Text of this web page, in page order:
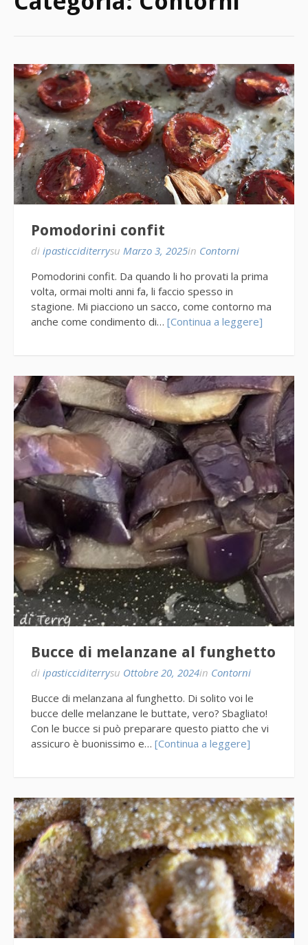
Pomodorini confit
di ipasticciditerrysu Marzo 3, 2025in Contorni
Pomodorini confit. Da quando li ho provati la prima
volta, ormai molti anni fa, li faccio spesso in
stagione. Mi piacciono un sacco, come contorno ma
anche come condimento di… [Continua a leggere]
Bucce di melanzane al funghetto
di ipasticciditerrysu Ottobre 20, 2024in Contorni
Bucce di melanzana al funghetto. Di solito voi le
bucce delle melanzane le buttate, vero? Sbagliato!
Con le bucce si può preparare questo piatto che vi
assicuro è buonissimo e… [Continua a leggere]